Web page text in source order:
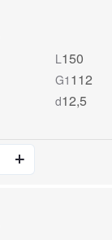
L150
G1 112
d12,5